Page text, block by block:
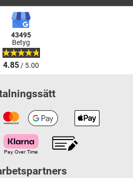
43495
Betyg
4.85/ 5.00